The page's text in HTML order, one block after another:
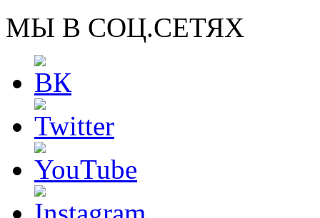
МЫ В СОЦ.СЕТЯХ